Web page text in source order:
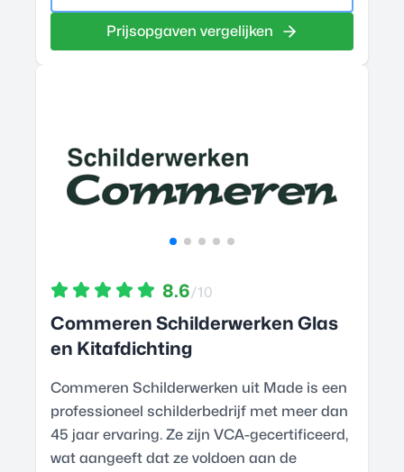
Prijsopgaven vergelijken
8.6/10
Commeren Schilderwerken Glas
en Kitafdichting
Commeren Schilderwerken uit Made is een
professioneel schilderbedrijf met meer dan
45 jaar ervaring. Ze zijn VCA-gecertificeerd,
wat aangeeft dat ze voldoen aan de